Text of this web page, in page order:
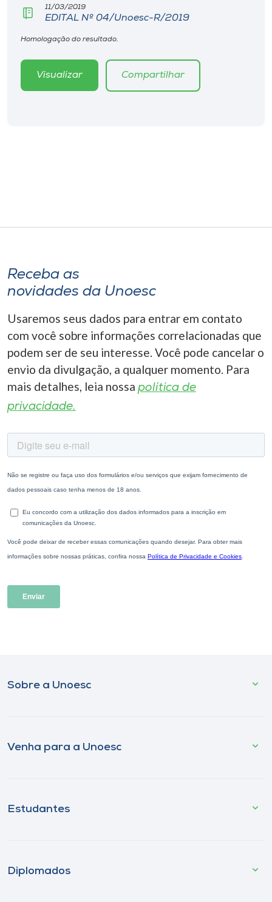
11/03/2019
EDITAL Nº 04/Unoesc-R/2019
Homologação do resultado.
Visualizar Compartilhar
Receba as
novidades da Unoesc
Usaremos seus dados para entrar em contato
com você sobre informações correlacionadas que
podem ser de seu interesse. Você pode cancelar o
envio da divulgação, a qualquer momento. Para
mais detalhes, leia nossa política de
privacidade.
Sobre a Unoesc
Venha para a Unoesc
Estudantes
Diplomados